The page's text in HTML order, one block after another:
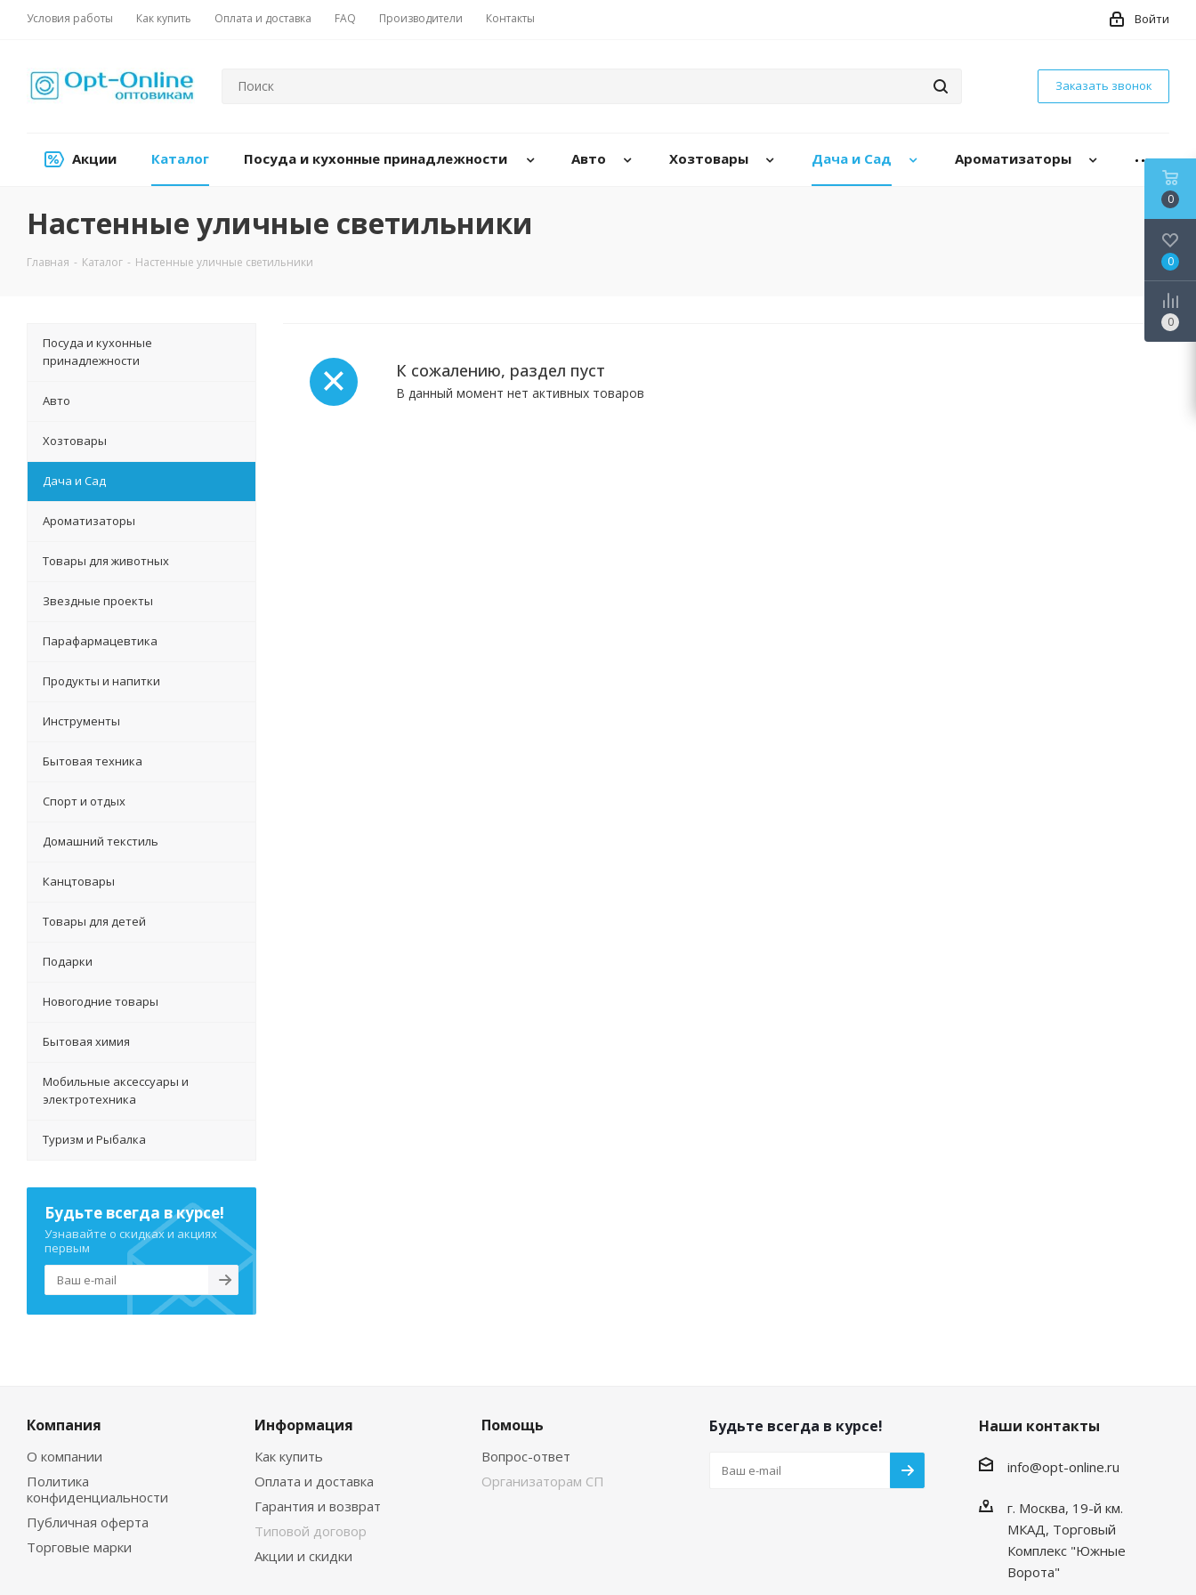
Условия работы Как купить Оплата и доставка FAQ Производители Контакты Войти
Заказать звонок
Акции Каталог Посуда и кухонные принадлежности Авто Хозтовары Дача и Сад Ароматизаторы
Настенные уличные светильники
Главная - Каталог - Настенные уличные светильники
К сожалению, раздел пуст
В данный момент нет активных товаров
Посуда и кухонные
принадлежности
Авто
Хозтовары
Дача и Сад
Ароматизаторы
Товары для животных
Звездные проекты
Парафармацевтика
Продукты и напитки
Инструменты
Бытовая техника
Спорт и отдых
Домашний текстиль
Канцтовары
Товары для детей
Подарки
Новогодние товары
Бытовая химия
Мобильные аксессуары и
электротехника
Туризм и Рыбалка
Будьте всегда в курсе!
Узнавайте о скидках и акциях
первым
Компания
О компании
Политика
конфиденциальности
Публичная оферта
Торговые марки
Информация
Как купить
Оплата и доставка
Гарантия и возврат
Типовой договор
Акции и скидки
Помощь
Вопрос-ответ
Организаторам СП
Будьте всегда в курсе! Наши контакты
info@opt-online.ru
г. Москва, 19-й км.
МКАД, Торговый
Комплекс "Южные
Ворота"
0
0
0